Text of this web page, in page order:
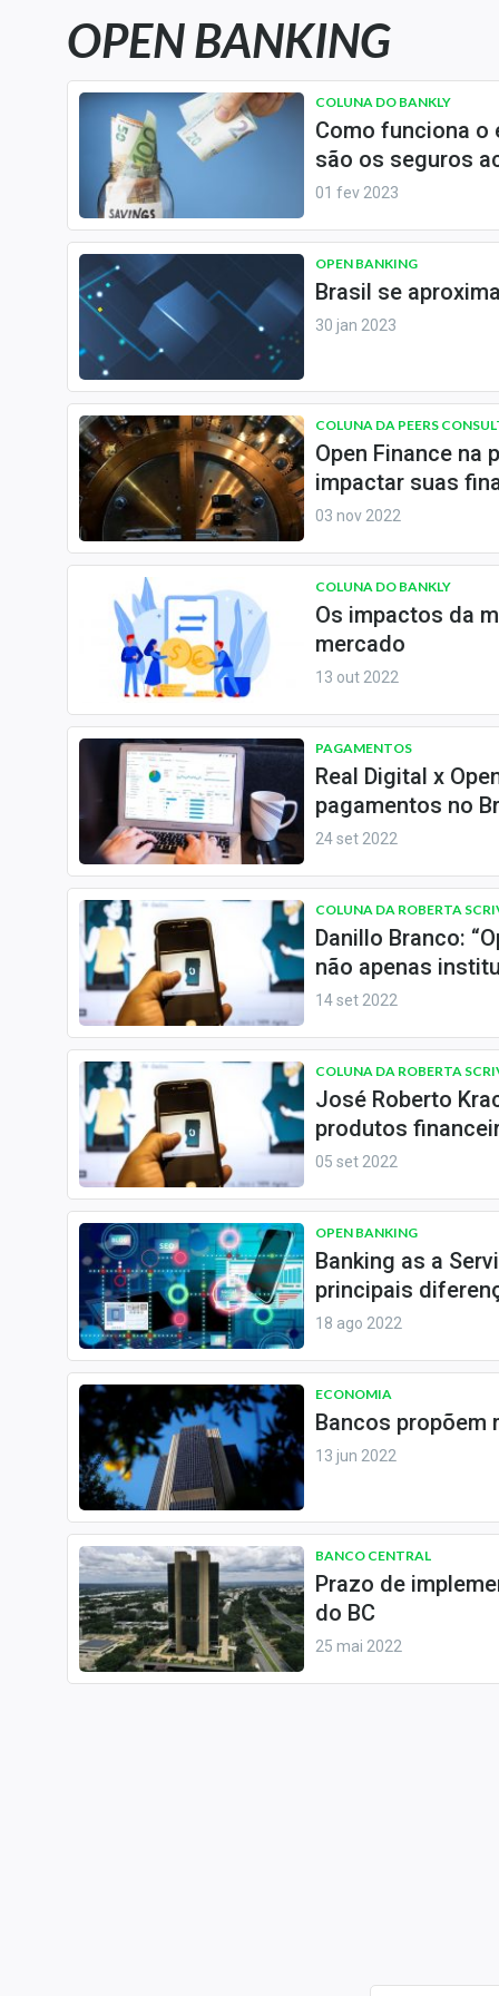
Carteiras Recomendadas
Central de Dividendos
Central de Fundos
Central dos IPOs
Renda Fixa
Finanças Pessoais
Mercados
Economia
Política
Colunas
Especiais
Internacional
Marketing
Conteúdo de Marca
Contato
OPEN BANKING
COLUNA DO BANKLY
Como funciona o
são os seguros
01 fev 2023
OPEN BANKING
Brasil se
30 jan 2023
COLUNA DA PEERS
Open Finance na
impactar suas
03 nov 2022
COLUNA DO BANKLY
Os impactos da
mercado
13 out 2022
PAGAMENTOS
Real Digital x
pagamentos no
24 set 2022
COLUNA DA ROBERTA
Danillo Branco:
não apenas
14 set 2022
COLUNA DA ROBERTA
José Roberto
produtos
05 set 2022
OPEN BANKING
Banking as a
principais
18 ago 2022
ECONOMIA
Bancos propõem
13 jun 2022
BANCO CENTRAL
Prazo de
do BC
25 mai 2022